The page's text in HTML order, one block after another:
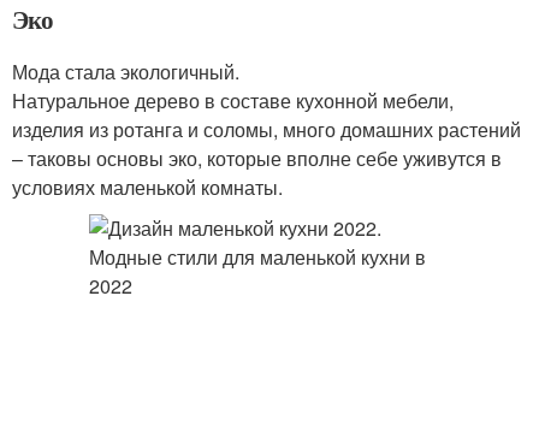
Эко
Мода стала экологичный.
Натуральное дерево в составе кухонной мебели,
изделия из ротанга и соломы, много домашних растений
– таковы основы эко, которые вполне себе уживутся в
условиях маленькой комнаты.